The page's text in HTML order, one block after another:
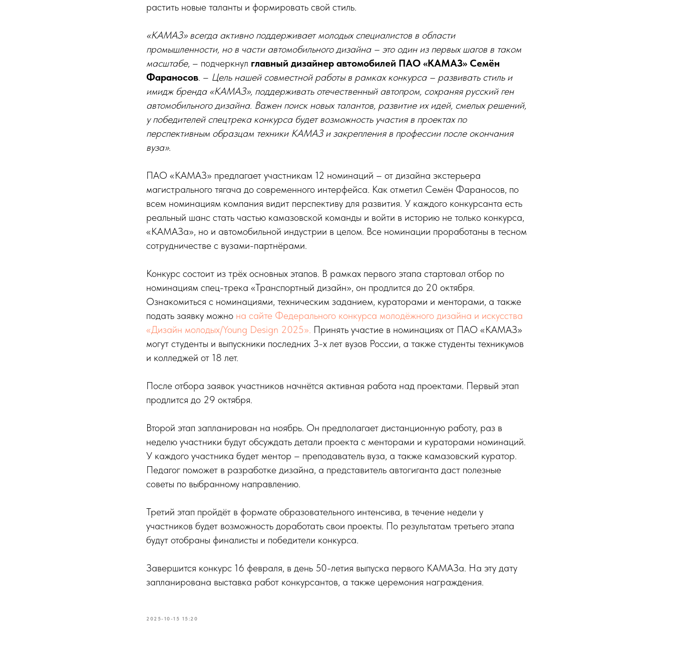
растить новые таланты и формировать свой стиль.
«КАМАЗ» всегда активно поддерживает молодых специалистов в области
промышленности, но в части автомобильного дизайна – это один из первых шагов в таком
масштабе, – подчеркнул главный дизайнер автомобилей ПАО «КАМАЗ» Семён
Фараносов. – Цель нашей совместной работы в рамках конкурса – развивать стиль и
имидж бренда «КАМАЗ», поддерживать отечественный автопром, сохраняя русский ген
автомобильного дизайна. Важен поиск новых талантов, развитие их идей, смелых решений,
у победителей спецтрека конкурса будет возможность участия в проектах по
перспективным образцам техники КАМАЗ и закрепления в профессии после окончания
вуза».
ПАО «КАМАЗ» предлагает участникам 12 номинаций – от дизайна экстерьера
магистрального тягача до современного интерфейса. Как отметил Семён Фараносов, по
всем номинациям компания видит перспективу для развития. У каждого конкурсанта есть
реальный шанс стать частью камазовской команды и войти в историю не только конкурса,
«КАМАЗа», но и автомобильной индустрии в целом. Все номинации проработаны в тесном
сотрудничестве с вузами-партнёрами.
Конкурс состоит из трёх основных этапов. В рамках первого этапа стартовал отбор по
номинациям спец-трека «Транспортный дизайн», он продлится до 20 октября.
Ознакомиться с номинациями, техническим заданием, кураторами и менторами, а также
подать заявку можно на сайте Федерального конкурса молодёжного дизайна и искусства
«Дизайн молодых/Young Design 2025». Принять участие в номинациях от ПАО «КАМАЗ»
могут студенты и выпускники последних 3-х лет вузов России, а также студенты техникумов
и колледжей от 18 лет.
После отбора заявок участников начнётся активная работа над проектами. Первый этап
продлится до 29 октября.
Второй этап запланирован на ноябрь. Он предполагает дистанционную работу, раз в
неделю участники будут обсуждать детали проекта с менторами и кураторами номинаций.
У каждого участника будет ментор – преподаватель вуза, а также камазовский куратор.
Педагог поможет в разработке дизайна, а представитель автогиганта даст полезные
советы по выбранному направлению.
Третий этап пройдёт в формате образовательного интенсива, в течение недели у
участников будет возможность доработать свои проекты. По результатам третьего этапа
будут отобраны финалисты и победители конкурса.
Завершится конкурс 16 февраля, в день 50-летия выпуска первого КАМАЗа. На эту дату
запланирована выставка работ конкурсантов, а также церемония награждения.
2025-10-15 15:20